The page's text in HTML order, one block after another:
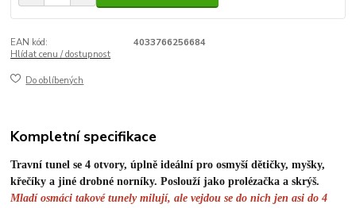
EAN kód:
4033766256684
Hlídat cenu / dostupnost
Do oblíbených
Kompletní specifikace
Travní tunel se 4 otvory, úplně ideální pro osmyší dětičky, myšky,
křečíky a jiné drobné norníky. Poslouží jako prolézačka a skrýš.
Mladí osmáci takové tunely milují, ale vejdou se do nich jen asi do 4